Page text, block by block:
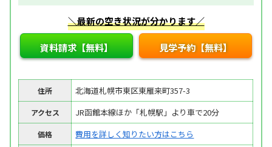
＼最新の空き状況が分かります／
資料請求【無料】 見学予約【無料】
住所 北海道札幌市東区東雁来町357-3
アクセス JR函館本線ほか「札幌駅」より車で20分
価格 費用を詳しく知りたい方はこちら